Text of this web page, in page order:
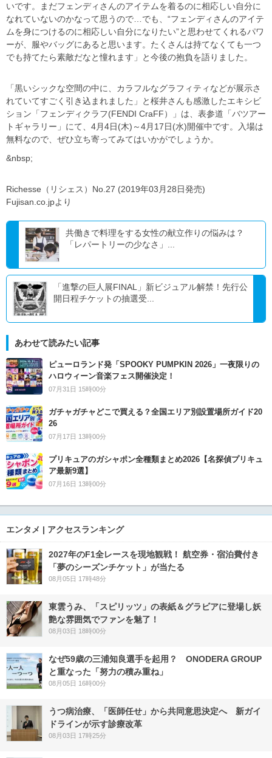
いです。まだフェンディさんのアイテムを着るのに相応しい自分に
なれていないのかなって思うので…でも、“フェンディさんのアイテ
ムを身につけるのに相応しい自分になりたい”と思わせてくれるパワ
ーが、服やバッグにあると思います。たくさんは持てなくても一つ
でも持てたら素敵だなと憧れます」と今後の抱負を語りました。
「黒いシックな空間の中に、カラフルなグラフィティなどが展示さ
れていてすごく引き込まれました」と桜井さんも感激したエキシビ
ション「フェンディクラフ(FENDI CraFF）」は、表参道「バツアー
トギャラリー」にて、4月4日(木)～4月17日(水)開催中です。入場は
無料なので、ぜひ立ち寄ってみてはいかがでしょうか。
&nbsp;
Richesse（リシェス）No.27 (2019年03月28日発売)
Fujisan.co.jpより
共働きで料理をする女性の献立作りの悩みは？
「レパートリーの少なさ」...
「進撃の巨人展FINAL」新ビジュアル解禁！先行公
開日程チケットの抽選受...
あわせて読みたい記事
ピューロランド発「SPOOKY PUMPKIN 2026」一夜限りの
ハロウィーン音楽フェス開催決定！
07月31日 15時00分
ガチャガチャどこで買える？全国エリア別設置場所ガイド20
26
07月17日 13時00分
プリキュアのガシャポン全種類まとめ2026【名探偵プリキュ
ア最新9選】
07月16日 13時00分
エンタメ | アクセスランキング
2027年のF1全レースを現地観戦！ 航空券・宿泊費付き
「夢のシーズンチケット」が当たる
08月05日 17時48分
東雲うみ、「スピリッツ」の表紙＆グラビアに登場し妖
艶な雰囲気でファンを魅了！
08月03日 18時00分
なぜ59歳の三浦知良選手を起用？ ONODERA GROUP
と重なった「努力の積み重ね」
08月05日 16時00分
うつ病治療、「医師任せ」から共同意思決定へ 新ガイ
ドラインが示す診療改革
08月03日 17時25分